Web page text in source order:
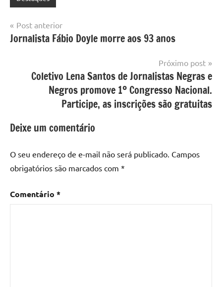
Navegação
de
Post anterior
Jornalista Fábio Doyle morre aos 93 anos
Próximo post
Coletivo Lena Santos de Jornalistas Negras e
Negros promove 1º Congresso Nacional.
Participe, as inscrições são gratuitas
Deixe um comentário
O seu endereço de e-mail não será publicado. Campos
obrigatórios são marcados com *
Comentário *